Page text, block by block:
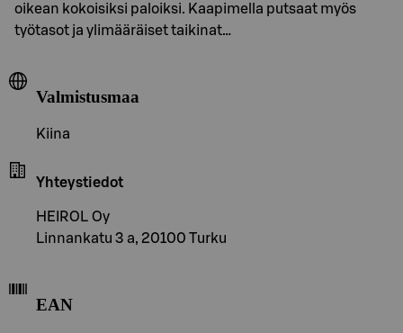
oikean kokoisiksi paloiksi. Kaapimella putsaat myös
työtasot ja ylimääräiset taikinat…
Valmistusmaa
Kiina
Yhteystiedot
HEIROL Oy
Linnankatu 3 a, 20100 Turku
EAN